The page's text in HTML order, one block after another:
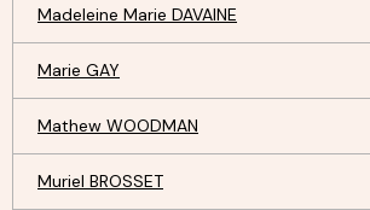
Madeleine Marie DAVAINE
Marie GAY
Mathew WOODMAN
Muriel BROSSET